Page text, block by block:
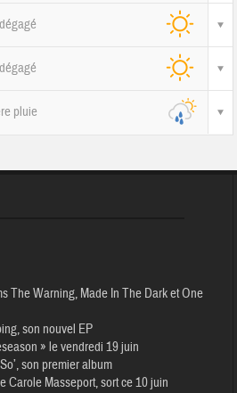
pluie
The Warning, Made In The Dark et One
son nouvel EP
» le vendredi 19 juin
son premier album
Carole Masseport, sort ce 10 juin